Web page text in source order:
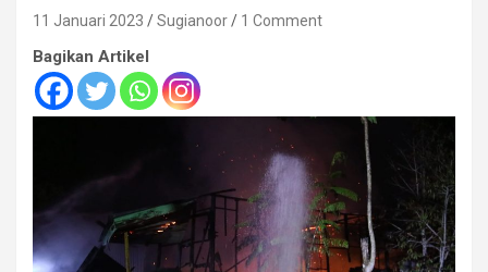
11 Januari 2023 Sugianoor 1 Comment
Bagikan Artikel